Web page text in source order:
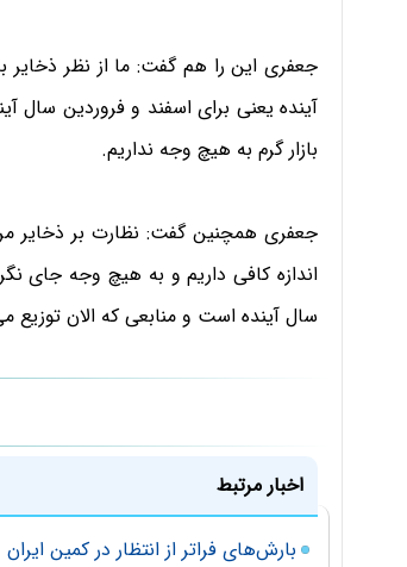
آینده یعنی برای اسفند و فروردین سال
بازار گرم به هیچ وجه نداریم.
جعفری همچنین گفت: نظارت بر ذخایر
اندازه کافی داریم و به هیچ وجه جای
سال آینده است و منابعی که الان
اخبار مرتبط
بارش‌های فراتر از انتظار در کمین ایران